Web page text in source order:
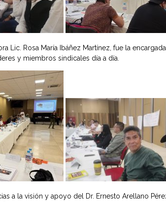
Lic. Rosa María Ibáñez Martínez, fue la
y miembros sindicales día a día.
a la visión y apoyo del Dr. Ernesto Arellano